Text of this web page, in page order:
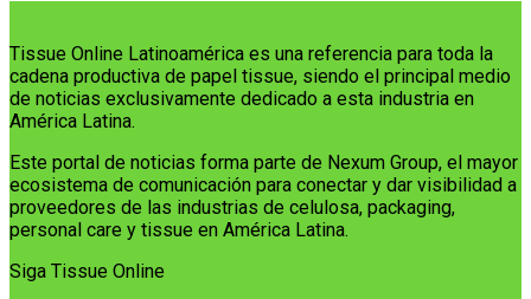
Tissue Online Latinoamérica es una referencia para toda la
cadena productiva de papel tissue, siendo el principal medio
de noticias exclusivamente dedicado a esta industria en
América Latina.
Este portal de noticias forma parte de Nexum Group, el mayor
ecosistema de comunicación para conectar y dar visibilidad a
proveedores de las industrias de celulosa, packaging,
personal care y tissue en América Latina.
Siga Tissue Online